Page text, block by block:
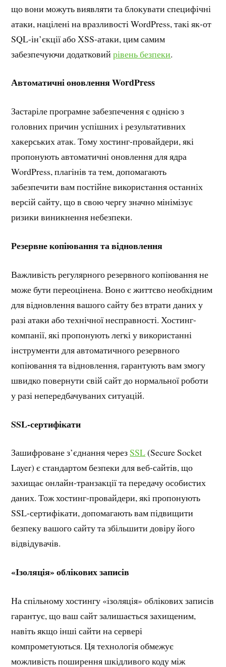
що вони можуть виявляти та блокувати специфічні
атаки, націлені на вразливості WordPress, такі як-от
SQL-ін’єкції або XSS-атаки, цим самим
забезпечуючи додатковийрівень безпеки.
Автоматичні оновлення WordPress
Застаріле програмне забезпечення є однією з
головних причин успішних і результативних
хакерських атак. Тому хостинг-провайдери, які
пропонують автоматичні оновлення для ядра
WordPress, плагінів та тем, допомагають
забезпечити вам постійне використання останніх
версій сайту, що в свою чергу значно мінімізує
ризики виникнення небезпеки.
Резервне копіювання та відновлення
Важливість регулярного резервного копіювання не
може бути переоцінена. Воно є життєво необхідним
для відновлення вашого сайту без втрати даних у
разі атаки або технічної несправності. Хостинг-
компанії, які пропонують легкі у використанні
інструменти для автоматичного резервного
копіювання та відновлення, гарантують вам змогу
швидко повернути свій сайт до нормальної роботи
у разі непередбачуваних ситуацій.
SSL-сертифікати
Зашифроване з’єднання черезSSL(Secure Socket
Layer) є стандартом безпеки для веб-сайтів, що
захищає онлайн-транзакції та передачу особистих
даних. Тож хостинг-провайдери, які пропонують
SSL-сертифікати, допомагають вам підвищити
безпеку вашого сайту та збільшити довіру його
відвідувачів.
«Ізоляція» облікових записів
На спільному хостингу «ізоляція» облікових записів
гарантує, що ваш сайт залишається захищеним,
навіть якщо інші сайти на сервері
компрометуються. Ця технологія обмежує
можливість поширення шкідливого коду між